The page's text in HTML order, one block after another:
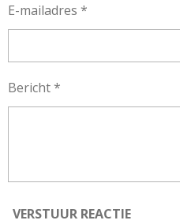
E-mailadres *
Bericht *
VERSTUUR REACTIE